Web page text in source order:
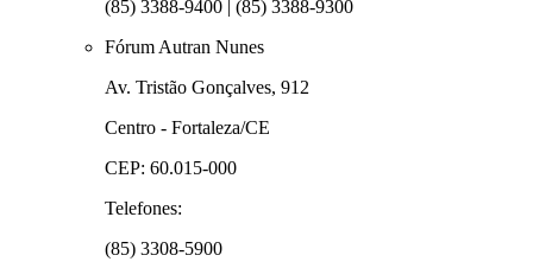
(85) 3388-9400 | (85) 3388-9300
Fórum Autran Nunes
Av. Tristão Gonçalves, 912
Centro - Fortaleza/CE
CEP: 60.015-000
Telefones:
(85) 3308-5900